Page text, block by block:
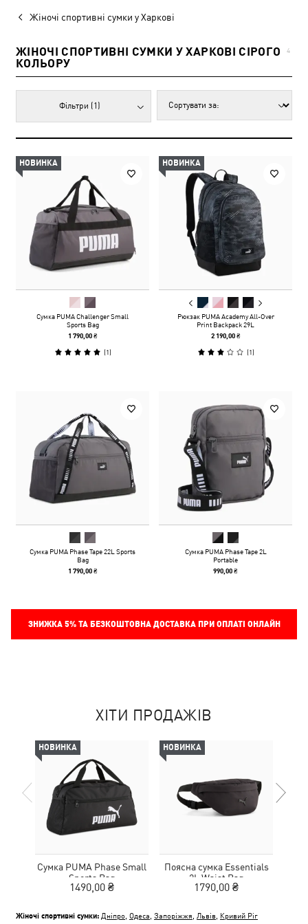
Жіночі спортивні сумки у Харкові
ЖІНОЧІ СПОРТИВНІ СУМКИ У ХАРКОВІ СІРОГО
КОЛЬОРУ
4
Фільтри (1)
НОВИНКА
Сумка PUMA Challenger Small
Sports Bag
1 790,00 ₴
(1)
НОВИНКА
Рюкзак PUMA Academy All-Over
Print Backpack 29L
2 190,00 ₴
(1)
Сумка PUMA Phase Tape 22L Sports
Bag
1 790,00 ₴
Сумка PUMA Phase Tape 2L
Portable
990,00 ₴
ЗНИЖКА 5%ТА БЕЗКОШТОВНА ДОСТАВКА ПРИ ОПЛАТІ ОНЛАЙН
ХІТИ ПРОДАЖІВ
НОВИНКА
Сумка PUMA Phase Small
Sports Bag
1490,00 ₴
НОВИНКА
Поясна сумка Essentials
2L Waist Bag
1790,00 ₴
Жіночі спортивні сумки: Дніпро Одеса Запоріжжя Львів Кривий Ріг